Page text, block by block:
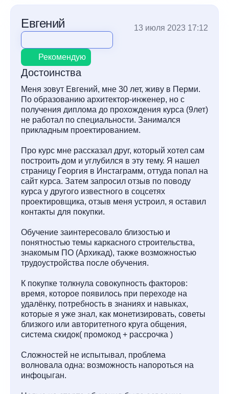
Евгений 13 июля 2023 17:12
Рекомендую
Достоинства
Меня зовут Евгений, мне 30 лет, живу в Перми.
По образованию архитектор-инженер, но с
получения диплома до прохождения курса (9лет)
не работал по специальности. Занимался
прикладным проектированием.
Про курс мне рассказал друг, который хотел сам
построить дом и углубился в эту тему. Я нашел
страницу Георгия в Инстаграмм, оттуда попал на
сайт курса. Затем запросил отзыв по поводу
курса у другого известного в соцсетях
проектировщика, отзыв меня устроил, я оставил
контакты для покупки.
Обучение заинтересовало близостью и
понятностью темы каркасного строительства,
знакомым ПО (Архикад), также возможностью
трудоустройства после обучения.
К покупке толкнула совокупность факторов:
время, которое появилось при переходе на
удалёнку, потребность в знаниях и навыках,
которые я уже знал, как монетизировать, советы
близкого или авторитетного круга общения,
система скидок( промокод + рассрочка )
Сложностей не испытывал, проблема
волновала одна: возможность напороться на
инфоцыган.